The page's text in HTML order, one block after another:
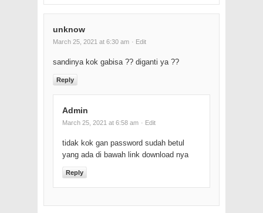
unknow
March 25, 2021 at 6:30 am · Edit
sandinya kok gabisa ?? diganti ya ??
Reply
Admin
March 25, 2021 at 6:58 am · Edit
tidak kok gan password sudah betul
yang ada di bawah link download nya
Reply